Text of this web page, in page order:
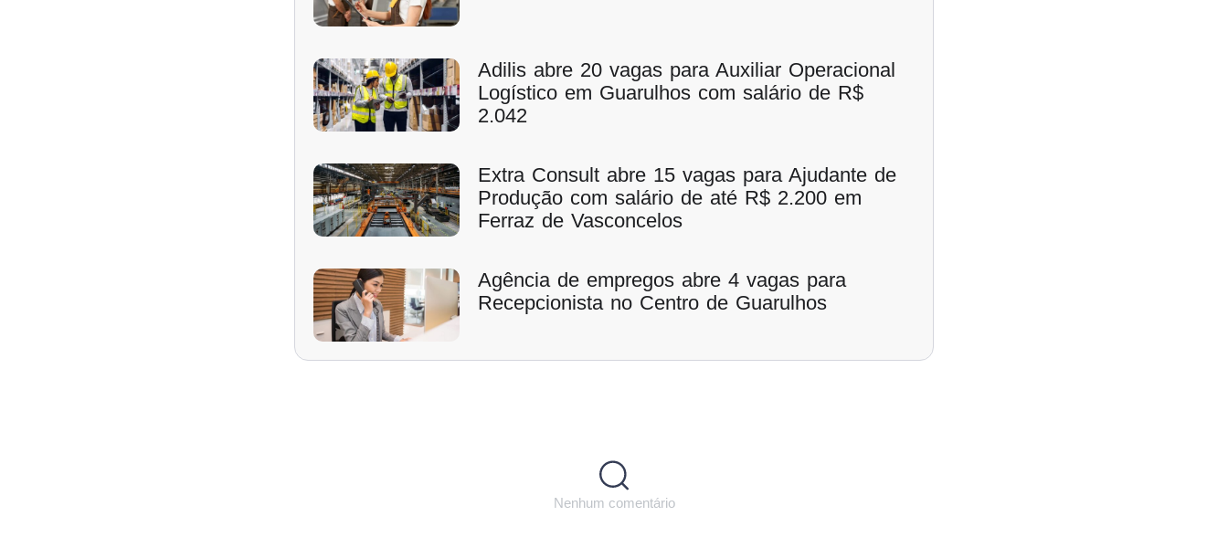
Adilis abre 20 vagas para Auxiliar Operacional
Logístico em Guarulhos com salário de R$
2.042
Extra Consult abre 15 vagas para Ajudante de
Produção com salário de até R$ 2.200 em
Ferraz de Vasconcelos
Agência de empregos abre 4 vagas para
Recepcionista no Centro de Guarulhos
Nenhum comentário